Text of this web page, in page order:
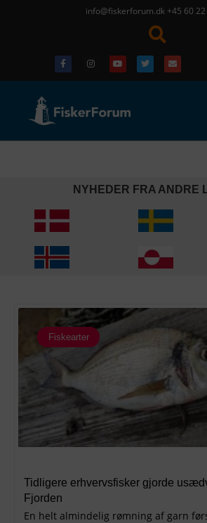
info@fiskerforum.dk +45 60
NYHEDER FRA ANDRE
Fiskearter
Tidligere erhvervsfisker gjorde
Fjorden
En helt almindelig rømning af garn